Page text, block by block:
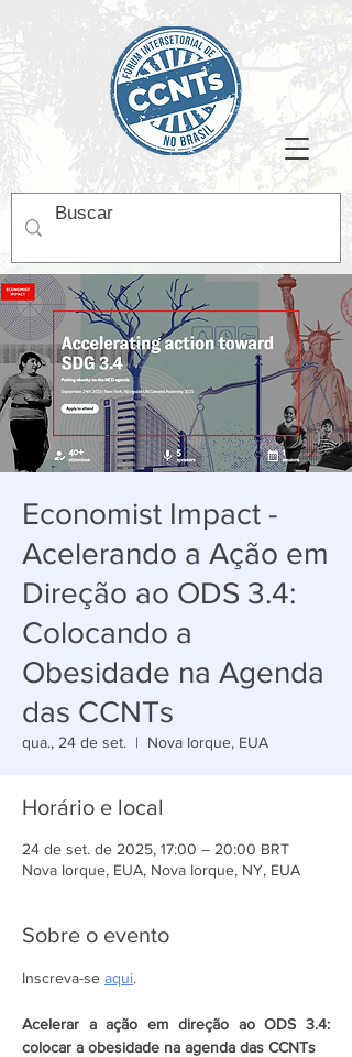
Economist Impact -
Acelerando a Ação em
Direção ao ODS 3.4:
Colocando a
Obesidade na Agenda
das CCNTs
qua., 24 de set.
  |
Nova Iorque, EUA
Horário e local
24 de set. de 2025, 17:00 – 20:00 BRT
Nova Iorque, EUA, Nova Iorque, NY, EUA
Sobre o evento
Inscreva-se aqui.
Acelerar a ação em direção ao ODS 3.4:
colocar a obesidade na agenda das CCNTs